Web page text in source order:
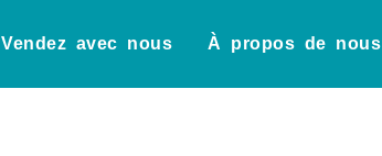
Vendez avec nous À propos de nous